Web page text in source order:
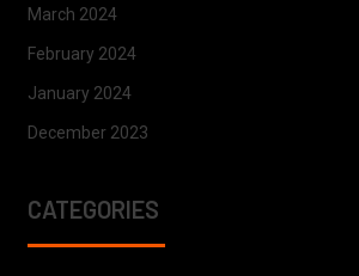
March 2024
February 2024
January 2024
December 2023
CATEGORIES